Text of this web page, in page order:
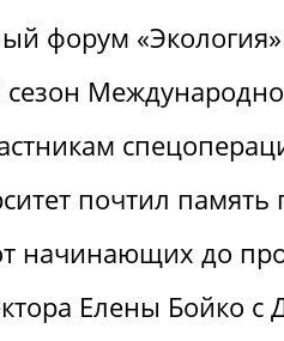
форум
сезон
почтил
начинающих до
Елены Бойко